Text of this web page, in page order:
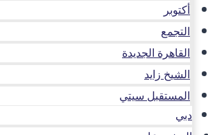
أكتوبر
التجمع
القاهرة الجديدة
الشيخ زايد
المستقبل سيتي
دبي